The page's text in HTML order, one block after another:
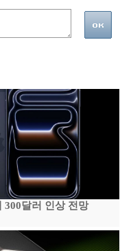
300달러 인상 전망